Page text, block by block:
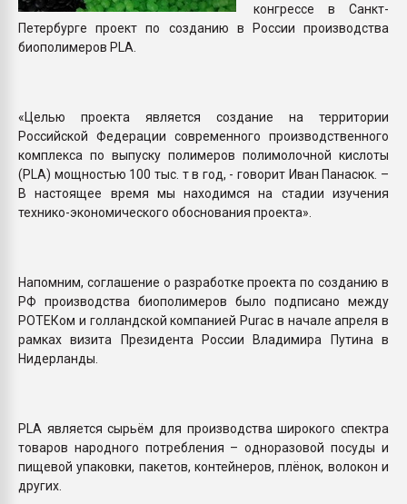
конгрессе в Санкт-
Петербурге проект по созданию в России производства
биополимеров PLA.
«Целью проекта является создание на территории
Российской Федерации современного производственного
комплекса по выпуску полимеров полимолочной кислоты
(PLA) мощностью 100 тыс. т в год, - говорит Иван Панасюк. –
В настоящее время мы находимся на стадии изучения
технико-экономического обоснования проекта».
Напомним, соглашение о разработке проекта по созданию в
РФ производства биополимеров было подписано между
РОТЕКом и голландской компанией Purac в начале апреля в
рамках визита Президента России Владимира Путина в
Нидерланды.
PLA является сырьём для производства широкого спектра
товаров народного потребления – одноразовой посуды и
пищевой упаковки, пакетов, контейнеров, плёнок, волокон и
других.